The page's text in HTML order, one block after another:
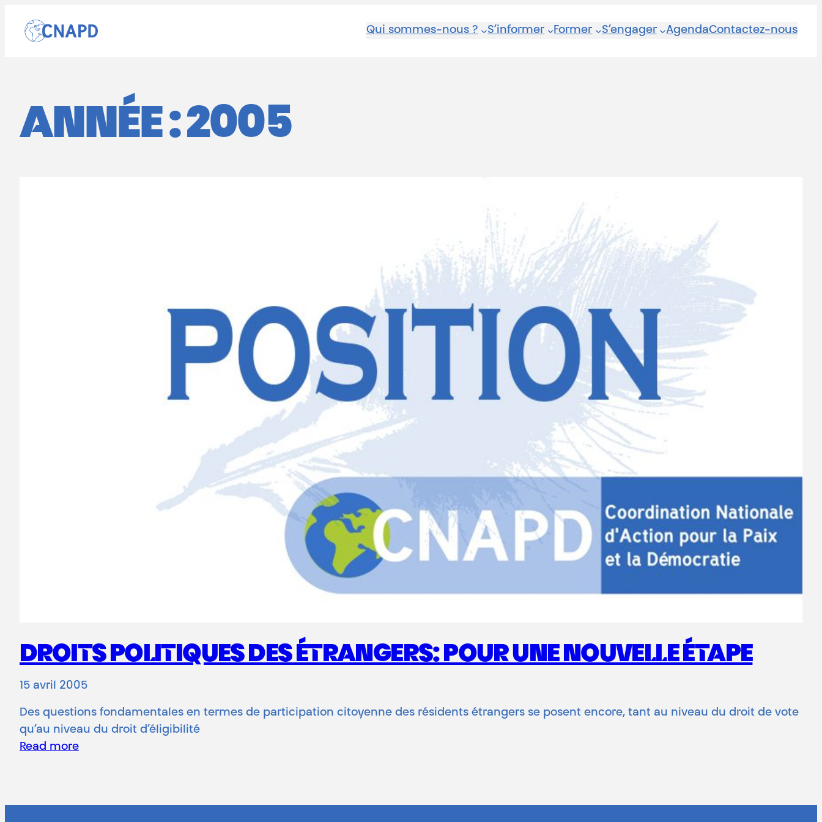
Qui sommes-nous ? S’informer Former S’engager AgendaContactez-nous
ANNÉE :2005
DROITS POLITIQUES DES ÉTRANGERS: POUR UNE NOUVELLE ÉTAPE
15 avril 2005
Des questions fondamentales en termes de participation citoyenne des résidents étrangers se posent encore, tant au niveau du droit de vote
qu’au niveau du droit d’éligibilité
Read more